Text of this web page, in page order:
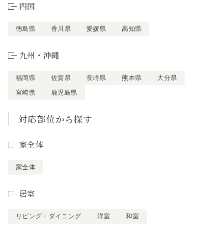
四国
徳島県 香川県 愛媛県 高知県
九州・沖縄
福岡県 佐賀県 長崎県 熊本県
大分県
宮崎県
鹿児島県
対応部位から探す
家全体
家全体
居室
リビング・ダイニング 洋室 和室